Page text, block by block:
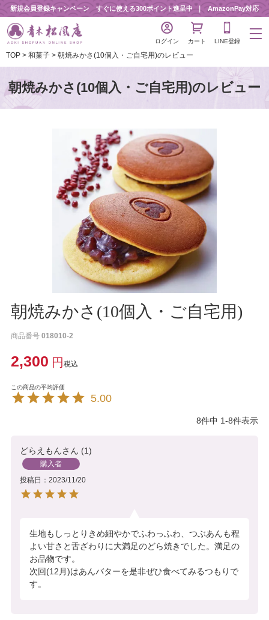
新規会員登録キャンペーン すぐに使える300ポイント進呈中 AmazonPay対応
ログイン カート LINE登録
TOP 和菓子 朝焼みかさ(10個入・ご自宅用)のレビュー
朝焼みかさ(10個入・ご自宅用)のレビュー
朝焼みかさ(10個入・ご自宅用)
商品番号 018010-2
2,300 税込
5.00
8件中 1-8件表示
どらえもん 1
購入者
投稿日
2023/11/20
生地もしっとりきめ細やかでふわっふわ、つぶあんも程
よい甘さと舌ざわりに大満足のどら焼きでした。満足の
お品物です。
次回(12月)はあんバターを是非ぜひ食べてみるつもりで
す。